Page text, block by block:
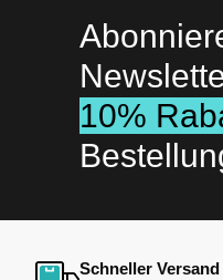
10%
Schneller Versand